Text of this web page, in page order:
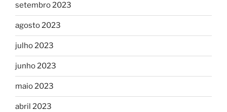
setembro 2023
agosto 2023
julho 2023
junho 2023
maio 2023
abril 2023